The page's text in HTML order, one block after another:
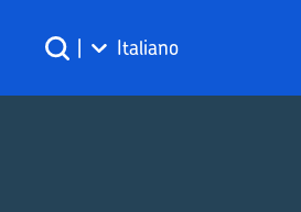
| Italiano